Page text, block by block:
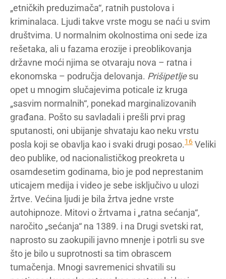
„etničkih preduzimača“, ratnih pustolova i
kriminalaca. Ljudi takve vrste mogu se naći u svim
društvima. U normalnim okolnostima oni sede iza
rešetaka, ali u fazama erozije i preoblikovanja
državne moći njima se otvaraju nova – ratna i
ekonomska – područja delovanja. Prišipetljesu
opet u mnogim slučajevima poticale iz kruga
„sasvim normalnih“, ponekad marginalizovanih
građana. Pošto su savladali i prešli prvi prag
sputanosti, oni ubijanje shvataju kao neku vrstu
posla koji se obavlja kao i svaki drugi posao.16 Veliki
deo publike, od nacionalističkog preokreta u
osamdesetim godinama, bio je pod neprestanim
uticajem medija i video je sebe isključivo u ulozi
žrtve. Većina ljudi je bila žrtva jedne vrste
autohipnoze. Mitovi o žrtvama i „ratna sećanja“,
naročito „sećanja“ na 1389. i na Drugi svetski rat,
naprosto su zaokupili javno mnenje i potrli su sve
što je bilo u suprotnosti sa tim obrascem
tumačenja. Mnogi savremenici shvatili su